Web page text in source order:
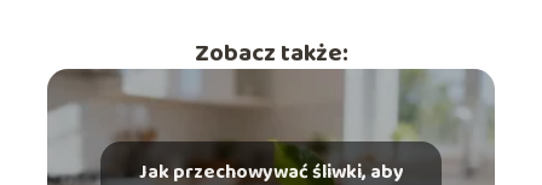
Zobacz także:
Jak przechowywać śliwki, aby